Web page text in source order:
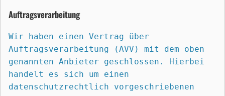
Auftragsverarbeitung
Wir haben einen Vertrag über
Auftragsverarbeitung (AVV) mit dem oben
genannten Anbieter geschlossen. Hierbei
handelt es sich um einen
datenschutzrechtlich vorgeschriebenen